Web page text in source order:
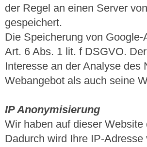
der Regel an einen Server
gespeichert.
Die Speicherung von
Art. 6 Abs. 1 lit. f DSGVO.
Interesse an der Analyse des
Webangebot als auch seine
IP Anonymisierung
Wir haben auf dieser
Dadurch wird Ihre IP-